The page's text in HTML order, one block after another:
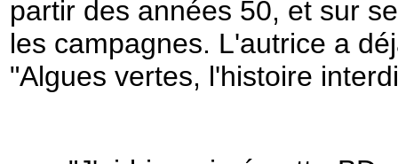
partir des années 50, et sur
les campagnes. L'autrice a
"Algues vertes, l'histoire